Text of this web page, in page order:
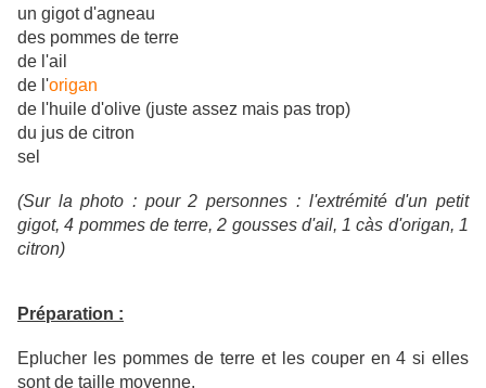
un gigot d'agneau
des pommes de terre
de l'ail
de l'origan
de l'huile d'olive (juste assez mais pas trop)
du jus de citron
sel
(Sur la photo : pour 2 personnes : l'extrémité d'un petit
gigot, 4 pommes de terre, 2 gousses d'ail, 1 càs d'origan, 1
citron)
Préparation :
Eplucher les pommes de terre et les couper en 4 si elles
sont de taille moyenne.